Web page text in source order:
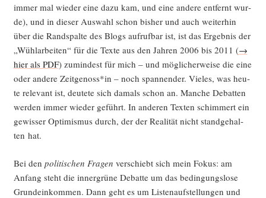
immer mal wie­der eine dazu kam, und eine ande­re ent­fernt wur­
de), und in die­ser Aus­wahl schon bis­her und auch wei­ter­hin
über die Rand­spal­te des Blogs auf­ruf­bar ist, ist das Ergeb­nis der
„Wühl­ar­bei­ten“ für die Tex­te aus den Jah­ren 2006 bis 2011 (→
hier als PDF) zumin­dest für mich – und mög­li­cher­wei­se die eine
oder ande­re Zeitgenoss*in – noch span­nen­der. Vie­les, was heu­
te rele­vant ist, deu­te­te sich damals schon an. Man­che Debat­ten
wer­den immer wie­der geführt. In ande­ren Tex­ten schim­mert ein
gewis­ser Opti­mis­mus durch, der der Rea­li­tät nicht stand­ge­hal­
ten hat.
Bei den poli­ti­schen Fra­gen ver­schiebt sich mein Fokus: am
Anfang steht die inner­grü­ne Debat­te um das bedin­gungs­lo­se
Grund­ein­kom­men. Dann geht es um Lis­ten­auf­stel­lun­gen und